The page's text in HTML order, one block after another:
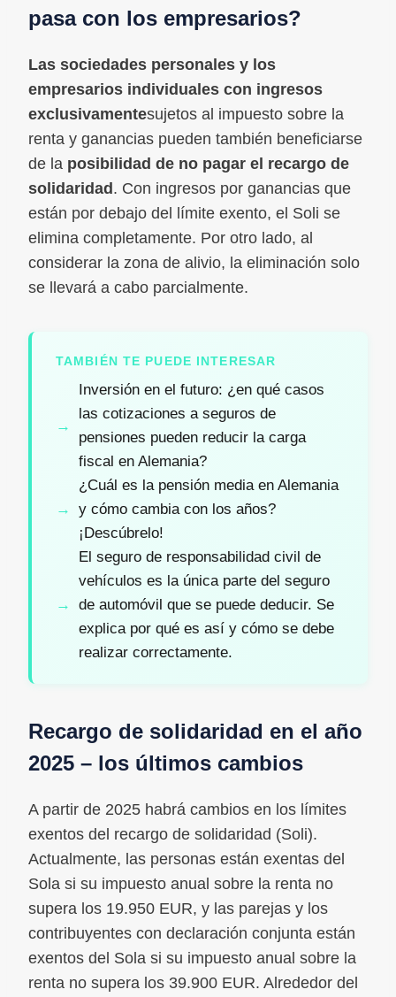
pasa con los empresarios?
Las sociedades personales y los
empresarios individuales con ingresos
exclusivamentesujetos al impuesto sobre la
renta y ganancias pueden también beneficiarse
de la posibilidad de no pagar el recargo de
solidaridad . Con ingresos por ganancias que
están por debajo del límite exento, el Soli se
elimina completamente. Por otro lado, al
considerar la zona de alivio, la eliminación solo
se llevará a cabo parcialmente.
TAMBIÉN TE PUEDE INTERESAR
Inversión en el futuro: ¿en qué casos
las cotizaciones a seguros de
pensiones pueden reducir la carga
fiscal en Alemania?
¿Cuál es la pensión media en Alemania
y cómo cambia con los años?
¡Descúbrelo!
El seguro de responsabilidad civil de
vehículos es la única parte del seguro
de automóvil que se puede deducir. Se
explica por qué es así y cómo se debe
realizar correctamente.
Recargo de solidaridad en el año
2025 – los últimos cambios
A partir de 2025 habrá cambios en los límites
exentos del recargo de solidaridad (Soli).
Actualmente, las personas están exentas del
Sola si su impuesto anual sobre la renta no
supera los 19.950 EUR, y las parejas y los
contribuyentes con declaración conjunta están
exentos del Sola si su impuesto anual sobre la
renta no supera los 39.900 EUR. Alrededor del